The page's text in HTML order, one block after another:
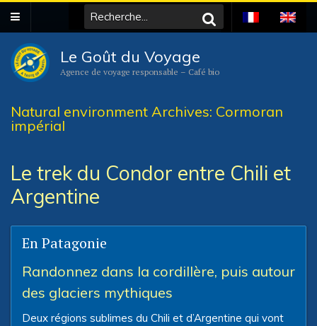
Le Goût du Voyage
Agence de voyage responsable – Café bio
Natural environment Archives: Cormoran
impérial
Le trek du Condor entre Chili et
Argentine
En Patagonie
Randonnez dans la cordillère, puis autour
des glaciers mythiques
Deux régions sublimes du Chili et d’Argentine qui vont